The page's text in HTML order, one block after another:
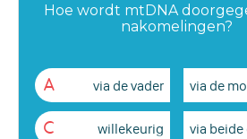
Hoe wordt mtDNA
nakomelingen?
A via de vader via de
C willekeurig via